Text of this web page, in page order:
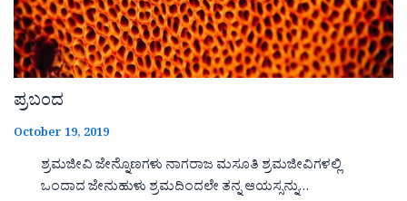
ಪ್ರಬಂದ
October 19, 2019
ಶ್ರಮಜೀವಿ ಜೇನ್ನೊಣಗಳು ನಾಗರಾಜ ಮಸೂತಿ ಶ್ರಮಜೀವಿಗಳಲ್ಲಿ
ಒಂದಾದ ಜೇನುಹುಳು ಶ್ರಮದಿಂದಲೇ ತನ್ನ ಆಯಸ್ಸನ್ನು…